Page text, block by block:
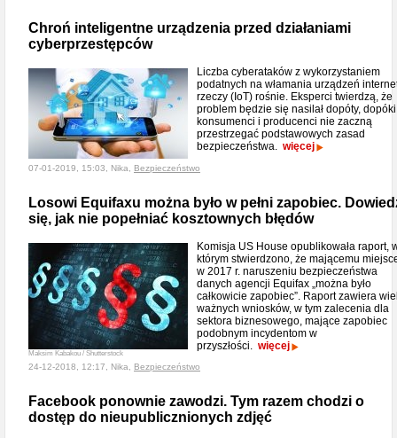
Chroń inteligentne urządzenia przed działaniami
cyberprzestępców
Liczba cyberataków z wykorzystaniem
podatnych na włamania urządzeń
rzeczy (IoT) rośnie. Eksperci twierdzą, że
problem będzie się nasilał dopóty, dopóki
konsumenci i producenci nie zaczną
przestrzegać podstawowych zasad
bezpieczeństwa. więcej
07-01-2019, 15:03, Nika, Bezpieczeństwo
Losowi Equifaxu można było w pełni zapobiec.
się, jak nie popełniać kosztownych błędów
Maksim Kabakou / Shutterstock
Komisja US House opublikowała raport,
którym stwierdzono, że mającemu
w 2017 r. naruszeniu bezpieczeństwa
danych agencji Equifax „można było
całkowicie zapobiec”. Raport zawiera
ważnych wniosków, w tym zalecenia dla
sektora biznesowego, mające zapobiec
podobnym incydentom w
przyszłości. więcej
24-12-2018, 12:17, Nika, Bezpieczeństwo
Facebook ponownie zawodzi. Tym razem chodzi o
dostęp do nieupublicznionych zdjęć